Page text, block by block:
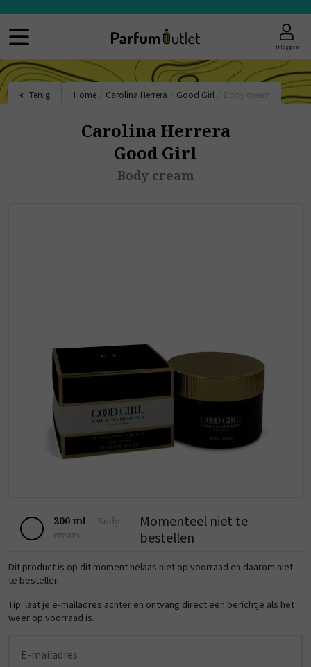
Inloggen
Terug Home Carolina Herrera Good Girl
Carolina Herrera
Good Girl
Body cream
200 ml - Body
cream
Momenteel niet te
bestellen
Dit product is op dit moment helaas niet op voorraad en daarom niet
te bestellen.
Tip: laat je e-mailadres achter en ontvang direct een berichtje als het
weer op voorraad is.
E-mailadres